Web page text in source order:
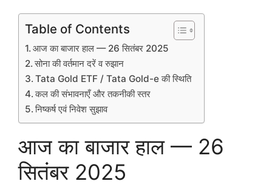
Table of Contents
आज का बाजार हाल — 26 सितंबर 2025
सोना की वर्तमान दरें व रुझान
Tata Gold ETF / Tata Gold-e की स्थिति
कल की संभावनाएँ और तकनीकी स्तर
निष्कर्ष एवं निवेश सुझाव
आज का बाजार हाल — 26
सितंबर 2025